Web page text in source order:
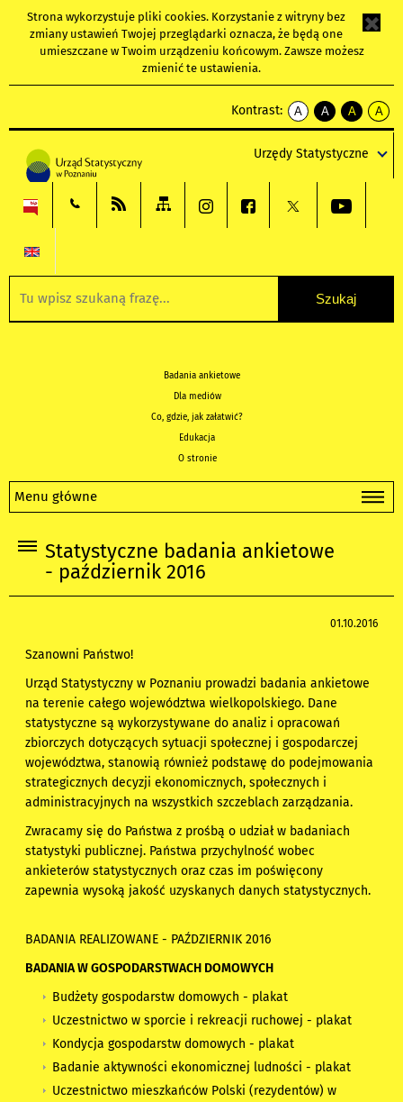
Strona wykorzystuje pliki cookies. Korzystanie z witryny bez
zmiany ustawień Twojej przeglądarki oznacza, że będą one
umieszczane w Twoim urządzeniu końcowym. Zawsze możesz
zmienić te ustawienia.
Kontrast:
A
kontrast
A
kontrast
tekst
czarnym
A
kontrast
tekst
czarnym
A
tekst
żółtym
Urzędy Statystyczne
Badania ankietowe
Dla mediów
Co, gdzie, jak załatwić?
Edukacja
O stronie
Menu główne
Statystyczne badania ankietowe
- październik 2016
01.10.2016
Szanowni Państwo!
Urząd Statystyczny w Poznaniu prowadzi badania ankietowe
na terenie całego województwa wielkopolskiego. Dane
statystyczne są wykorzystywane do analiz i opracowań
zbiorczych dotyczących sytuacji społecznej i gospodarczej
województwa, stanowią również podstawę do podejmowania
strategicznych decyzji ekonomicznych, społecznych i
administracyjnych na wszystkich szczeblach zarządzania.
Zwracamy się do Państwa z prośbą o udział w badaniach
statystyki publicznej. Państwa przychylność wobec
ankieterów statystycznych oraz czas im poświęcony
zapewnia wysoką jakość uzyskanych danych statystycznych.
BADANIA REALIZOWANE - PAŹDZIERNIK 2016
BADANIA W GOSPODARSTWACH DOMOWYCH
Budżety gospodarstw domowych - plakat
Uczestnictwo w sporcie i rekreacji ruchowej - plakat
Kondycja gospodarstw domowych - plakat
Badanie aktywności ekonomicznej ludności - plakat
Uczestnictwo mieszkańców Polski (rezydentów) w